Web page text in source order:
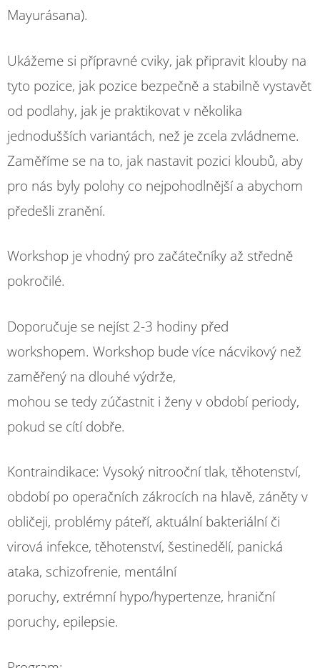
Mayurásana).
Ukážeme si přípravné cviky, jak připravit klouby na
tyto pozice, jak pozice bezpečně a stabilně vystavět
od podlahy, jak je praktikovat v několika
jednodušších variantách, než je zcela zvládneme.
Zaměříme se na to, jak nastavit pozici kloubů, aby
pro nás byly polohy co nejpohodlnější a abychom
předešli zranění.
Workshop je vhodný pro začátečníky až středně
pokročilé.
Doporučuje se nejíst 2-3 hodiny před
workshopem. Workshop bude více nácvikový než
zaměřený na dlouhé výdrže,
mohou se tedy zúčastnit i ženy v období periody,
pokud se cítí dobře.
Kontraindikace: Vysoký nitrooční tlak, těhotenství,
období po operačních zákrocích na hlavě, záněty v
obličeji, problémy páteří, aktuální bakteriální či
virová infekce, těhotenství, šestinedělí, panická
ataka, schizofrenie, mentální
poruchy, extrémní hypo/hypertenze, hraniční
poruchy, epilepsie.